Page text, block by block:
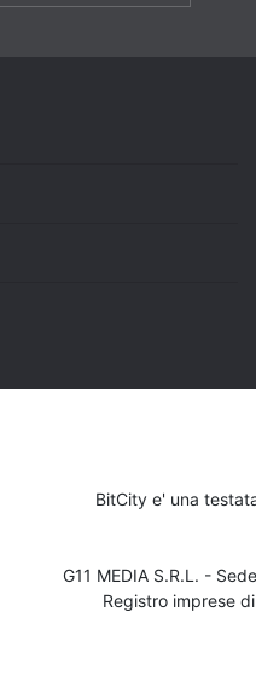
BitCity e' una
G11 MEDIA S.R.L. -
Registro imprese